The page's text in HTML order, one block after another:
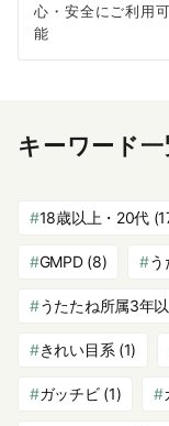
心・安全にご利用可
能
キーワード一
18歳以上・20代
GMPD(8) う
うたたね所属3年
きれい目系 (1)
ガッチビ(1)